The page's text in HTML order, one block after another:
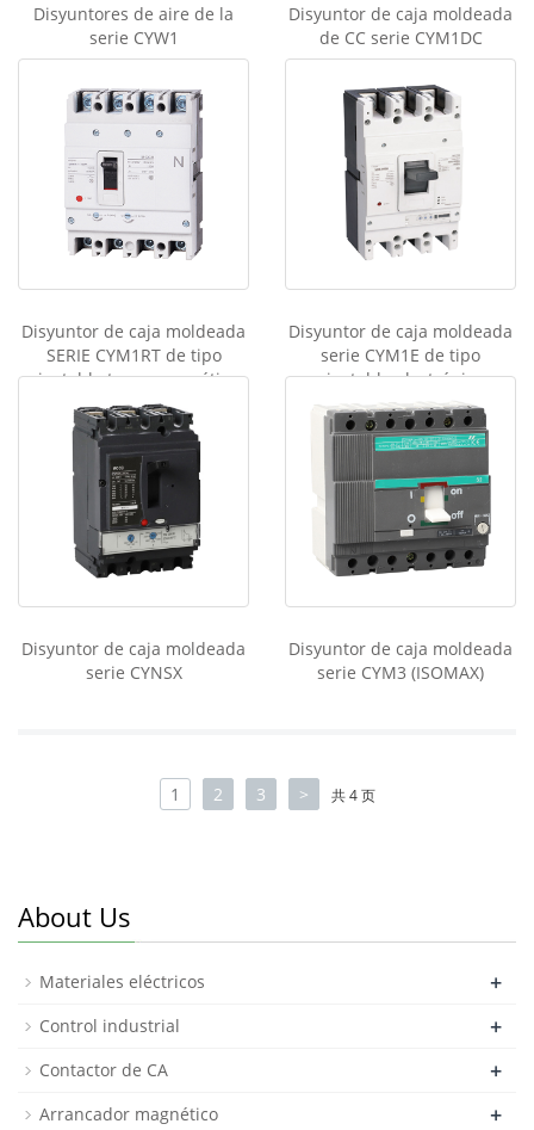
Disyuntores de aire de la
serie CYW1
Disyuntor de caja moldeada
de CC serie CYM1DC
Disyuntor de caja moldeada
SERIE CYM1RT de tipo
ajustable termomagnético
Disyuntor de caja moldeada
serie CYM1E de tipo
ajustable electrónico
inteligente
Disyuntor de caja moldeada
serie CYNSX
Disyuntor de caja moldeada
serie CYM3 (ISOMAX)
1 2 3 > 共 4 页
About Us
Materiales eléctricos +
Control industrial +
Contactor de CA +
Arrancador magnético +